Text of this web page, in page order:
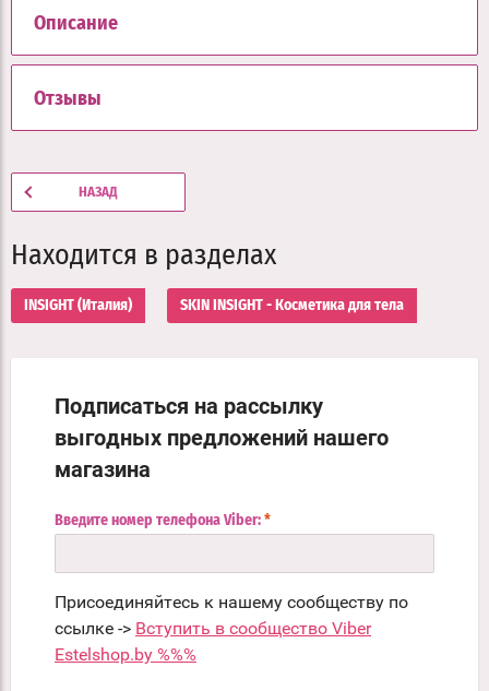
Описание
Отзывы
НАЗАД
Находится в разделах
INSIGHT (Италия) SKIN INSIGHT - Косметика для тела
Подписаться на рассылку
выгодных предложений нашего
магазина
Введите номер телефона Viber: *
Присоединяйтесь к нашему сообществу по
ссылке -> Вступить в сообщество Viber
Estelshop.by %%%